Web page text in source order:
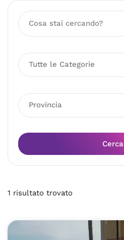
Tutte le Categorie
Provincia
Cerca
1 risultato trovato